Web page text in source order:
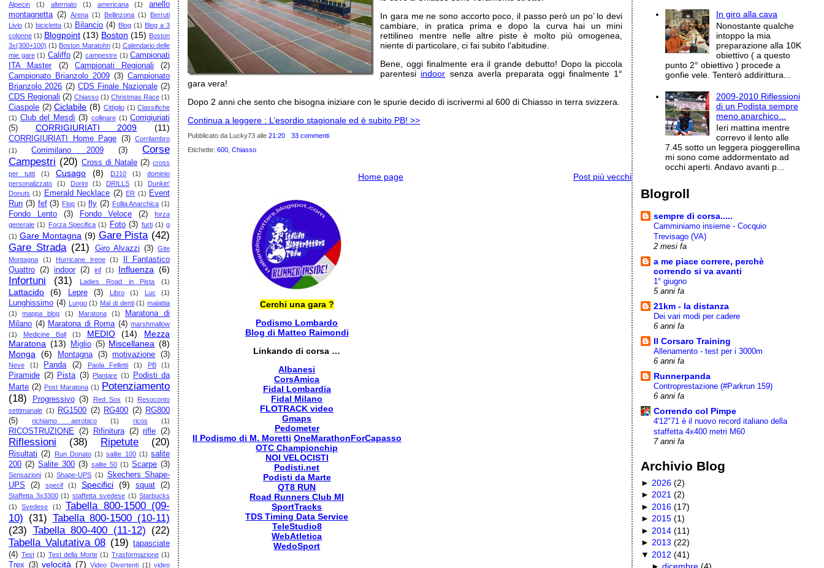
Alpecin (1) alternato (1) americana (1)
anello
montagnetta (2) Arena (1) Bellinzona (1)
Berruti
Livio (1) bicicletta (1) Bilancio (4) Blog (1) Blog a 3
colonne (1) Blogpoint (13) Boston (15) Boston
3x(300+100) (1) Boston Maratohn (1) Calendario delle
mie gare (1) Califfo (2) campestre (1) Campionati
ITA Master
(2) Campionati Regionali
(2)
Campionato Brianzolo 2009 (3) Campionato
Brianzolo 2026 (2) CDS Finale Nazionale (2)
CDS Regionali (2) Chiasso (1) Christmas Race (1)
Ciaspole (2) Ciclabile (8) Cittiglio (1) Classifiche
(1) Club del Mesdì (3) collinare (1) Corrigiuriati
(5)
CORRIGIURIATI 2009 (11)
CORRIGIURIATI Home Page (3)
Corrilambro
(1)
Corrimilano 2009 (3)
Corse
Campestri (20) Cross di Natale (2) cross
per tutti
(1) Cusago (8) DJ10 (1)
dominio
personalizzato
(1) Dorini (1) DRILLS (1)
Dunkin'
Donuts (1) Emerald Necklace (2) ER (1) Event
Run (3) fef (3) Flop (1) fly (2) Follia Anarchica (1)
Fondo Lento (3) Fondo Veloce (2)
forza
generale (1) Forza Specifica (1) Foto (3) furti (1) g
(1) Gare Montagna (9) Gare Pista (42)
Gare Strada (21) Giro Alvazzi (3)
Gite
Montagna
(1) Hurricane Irene (1)
Il Fantastico
Quattro (2) indoor (2) inf (1) Influenza (6)
Infortuni (31) Ladies Road in Pista (1)
Lattacido (6) Lepre (3) Libro (1) Luc (1)
Lunghissimo (4) Lungo (1) Mal di denti (1) malattia
(1)
mappa blog (1) Maratona (1)
Maratona di
Milano (4) Maratona di Roma (4) marshmallow
(1)
Medicine Ball (1) MEDIO (14)
Mezza
Maratona (13) Miglio (5) Miscellanea (8)
Monga
(6) Montagna (3) motivazione (3)
Neve (1) Panda (2) Paola Felletti (1) PB (1)
Piramide (2) Pista (3) Plantare (1)
Podisti da
Marte (2) Post Maratona (1) Potenziamento
(18)
Progressivo (3) Red Sox (1)
Resoconto
settimanale (1) RG1500 (2) RG400 (2) RG800
(5)
richiamo aerobico (1) ricos (1)
RICOSTRUZIONE (2) Rifinitura (2) rifle (2)
Riflessioni (38) Ripetute (20)
Risultati (2) Run Donato (1) salite 100 (1) salite
200 (2) Salite 300 (3) salite 50 (1) Scarpe (3)
Sensazioni (1) Shape-UPS (1) Skechers Shape-
UPS
(2) specif (1) Specifici (9) squat (2)
Staffetta 3x3300 (1) staffetta svedese (1) Starbucks
(1)
Svedese (1)
Tabella 800-1500 (09-
10) (31) Tabella 800-1500 (10-11)
(23) Tabella 800-400 (11-12) (22)
Tabella Valutativa 08 (19) tapasciate
(4) Test (1) Test della Morte (1) Trasformazione (1)
Trex (3) velocità (7) Video Divertenti (1) video
In gara me ne sono accorto poco, il passo però un po’ lo devi
cambiare, in pratica prima e dopo la curva hai un mini
rettilineo mentre nelle altre piste è molto più omogenea,
niente di particolare, ci fai subito l’abitudine.
Bene, oggi finalmente era il grande debutto! Dopo la piccola
parentesi indoor senza averla preparata oggi finalmente 1°
gara vera!
Dopo 2 anni che sento che bisogna iniziare con le spurie decido di iscrivermi al 600 di Chiasso in terra svizzera.
Continua a leggere : L’esordio stagionale ed è subito PB! >>
Pubblicato da Lucky73alle21:20
33 commenti
Etichette:600 ,Chiasso
Post più vecchi
Home page
Cerchi una gara ?
Podismo Lombardo
Blog di Matteo Raimondi
Linkando di corsa …
Albanesi
CorsAmica
Fidal Lombardia
Fidal Milano
FLOTRACK video
Gmaps
Pedometer
Il Podismo di M. Moretti OneMarathonForCapasso
OTC Championchip
NOI VELOCISTI
Podisti.net
Podisti da Marte
QT8 RUN
Road Runners Club MI
SportTracks
TDS Timing Data Service
TeleStudio8
WebAtletica
WedoSport
In giro alla cava
Nonostante qualche
intoppo la mia
preparazione alla 10K
obiettivo ( a questo
punto 2° obiettivo ) procede a
gonfie vele. Tenterò addirittura...
2009-2010 Riflessioni
di un Podista sempre
meno anarchico...
Ieri mattina mentre
correvo il lento alle
7.45 sotto un leggera pioggerellina
mi sono come addormentato ad
occhi aperti. Andavo avanti p...
Blogroll
sempre di corsa.....
Camminiamo insieme - Cocquio
Trevisago (VA)
2 mesi fa
a me piace correre, perchè
correndo si va avanti
1° giugno
5 anni fa
21km - la distanza
Dei vari modi per cadere
6 anni fa
Il Corsaro Training
Allenamento - test per i 3000m
6 anni fa
Runnerpanda
Controprestazione (#Parkrun 159)
6 anni fa
Correndo col Pimpe
4'12"71 è il nuovo record italiano della
staffetta 4x400 metri M60
7 anni fa
Archivio Blog
► 2026 (2)
►2021 (2)
► 2016 (17)
►2015 (1)
► 2014 (11)
►2013 (22)
▼ 2012 (41)